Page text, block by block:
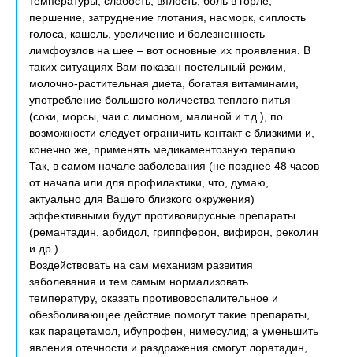
першение, затруднение глотания, насморк, сиплость
голоса, кашель, увеличение и болезненность
лимфоузлов на шее – вот основные их проявления. В
таких ситуациях Вам показан постельный режим,
молочно-растительная диета, богатая витаминами,
употребление большого количества теплого питья
(соки, морсы, чаи с лимоном, малиной и т.д.), по
возможности следует ограничить контакт с близкими и,
конечно же, применять медикаментозную терапию.
Так, в самом начале заболевания (не позднее 48 часов
от начала или для профилактики, что, думаю,
актуально для Вашего близкого окружения)
эффективными будут противовирусные препараты
(ремантадин, арбидол, гриппферон, вифирон, реколин
и др.).
Воздействовать на сам механизм развития
заболевания и тем самым нормализовать
температуру, оказать противовоспалительное и
обезболивающее действие помогут такие препараты,
как парацетамол, ибупрофен, нимесулид; а уменьшить
явления отечности и раздражения смогут лоратадин,